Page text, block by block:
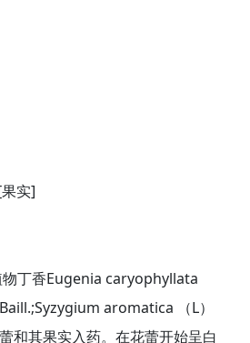
实]
丁香Eugenia caryophyllata
aromatica （L）
和其果实入药。在花蕾开始呈白